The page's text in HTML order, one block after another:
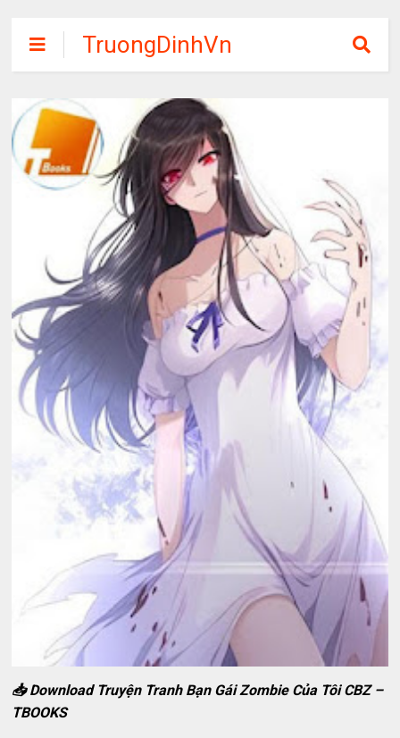
TruongDinhVn
Chia sẽ ebook,
các khóa học,
phần mềm học
tập miễn phí
📥 Download Truyện Tranh Bạn Gái Zombie Của Tôi CBZ –
TBOOKS